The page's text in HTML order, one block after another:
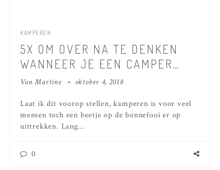
KAMPEREN
5X OM OVER NA TE DENKEN
WANNEER JE EEN CAMPER
HUURT MET KINDEREN
VanMartine oktober 4, 2018
Laat ik dit voorop stellen, kamperen is voor veel
mensen toch een beetje op de bonnefooi er op
uittrekken. Lang…
0